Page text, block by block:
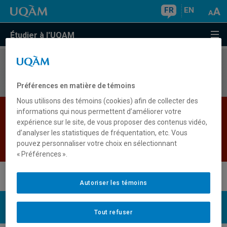
FR EN
Étudier à l'UQAM
Aucun résultat
Les bases de données institutionnelles sont
indisponibles pour le moment. Veuillez
réessayer plus tard.
Retour
UQAM
Préférences en matière de témoins
Nous utilisons des témoins (cookies) afin de collecter des
informations qui nous permettent d’améliorer votre
expérience sur le site, de vous proposer des contenus vidéo,
d’analyser les statistiques de fréquentation, etc. Vous
pouvez personnaliser votre choix en sélectionnant
« Préférences ».
Tout refuser
Autoriser les témoins